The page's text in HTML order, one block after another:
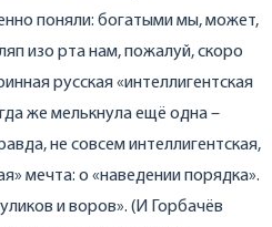
поняли: богатыми мы, может,
изо рта нам, пожалуй, скоро
русская «интеллигентская
же мелькнула ещё одна –
не совсем интеллигентская,
мечта: о «наведении порядка».
и воров». (И Горбачёв